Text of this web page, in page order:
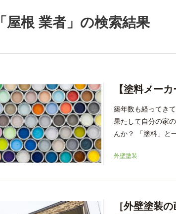
「屋根 業者」の検索結果
【塗料メー
築年数も経ってき
果たして自分の家
んか？ 「塗料」と
外壁塗装
［外壁塗装